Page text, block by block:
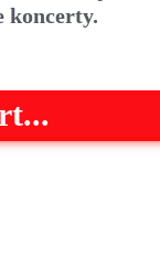
koncerty.